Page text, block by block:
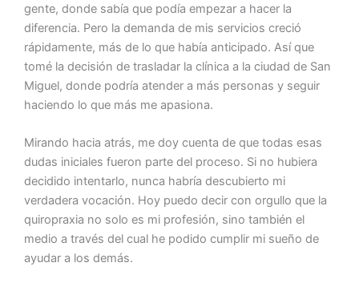
gente, donde sabía que podía empezar a hacer la
diferencia. Pero la demanda de mis servicios creció
rápidamente, más de lo que había anticipado. Así que
tomé la decisión de trasladar la clínica a la ciudad de San
Miguel, donde podría atender a más personas y seguir
haciendo lo que más me apasiona.
Mirando hacia atrás, me doy cuenta de que todas esas
dudas iniciales fueron parte del proceso. Si no hubiera
decidido intentarlo, nunca habría descubierto mi
verdadera vocación. Hoy puedo decir con orgullo que la
quiropraxia no solo es mi profesión, sino también el
medio a través del cual he podido cumplir mi sueño de
ayudar a los demás.